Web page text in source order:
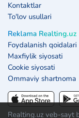
Realting.uz veb-sayt
Kontaktlar
To'lov usullari
Reklama Realting.uz
Foydalanish qoidalari
Maxfiylik siyosati
Cookie siyosati
Ommaviy shartnoma